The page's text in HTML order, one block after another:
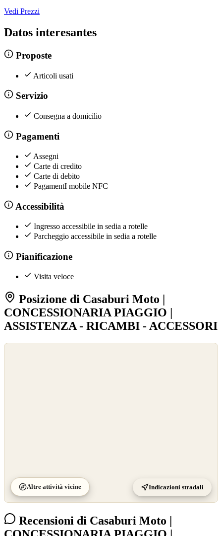
Vedi Prezzi
Datos interesantes
Proposte
Articoli usati
Servizio
Consegna a domicilio
Pagamenti
Assegni
Carte di credito
Carte di debito
PagamentI mobile NFC
Accessibilità
Ingresso accessibile in sedia a rotelle
Parcheggio accessibile in sedia a rotelle
Pianificazione
Visita veloce
Posizione di Casaburi Moto |
CONCESSIONARIA PIAGGIO |
ASSISTENZA - RICAMBI - ACCESSORI
Altre attività vicine Indicazioni stradali
Recensioni di Casaburi Moto |